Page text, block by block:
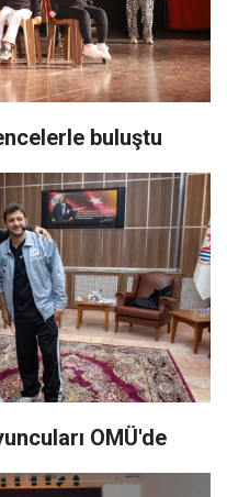
buluştu
OMÜ'de